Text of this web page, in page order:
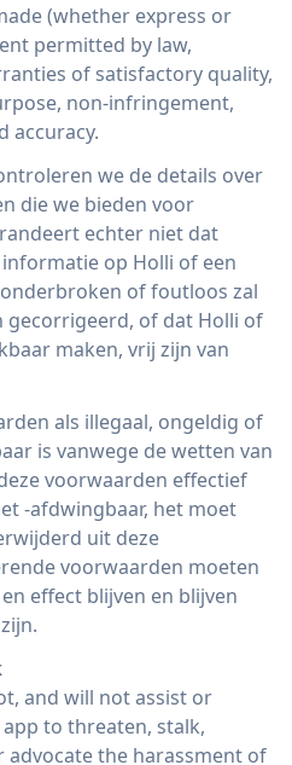
(whether express or
permitted by law,
of satisfactory quality,
non-infringement,
accuracy.
we de details over
die we bieden voor
echter niet dat
op Holli of een
of foutloos zal
gecorrigeerd, of dat Holli of
maken, vrij zijn van
als illegaal, ongeldig of
is vanwege de wetten van
voorwaarden effectief
-afdwingbaar, het moet
uit deze
voorwaarden moeten
effect blijven en blijven
and will not assist or
to threaten, stalk,
advocate the harassment of